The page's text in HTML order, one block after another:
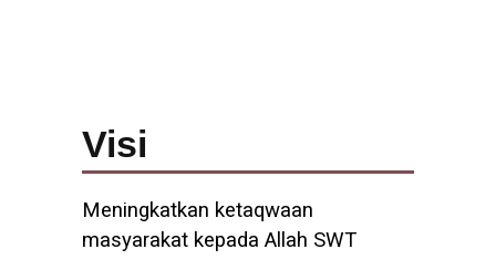
Visi
Meningkatkan ketaqwaan
masyarakat kepada Allah SWT